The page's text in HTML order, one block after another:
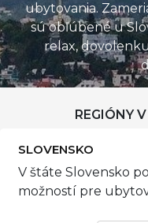
ubytovania.
sú obľúbené u
relax,
REGIÓNY
SLOVENSKO
V štáte Slovensko
možností pre